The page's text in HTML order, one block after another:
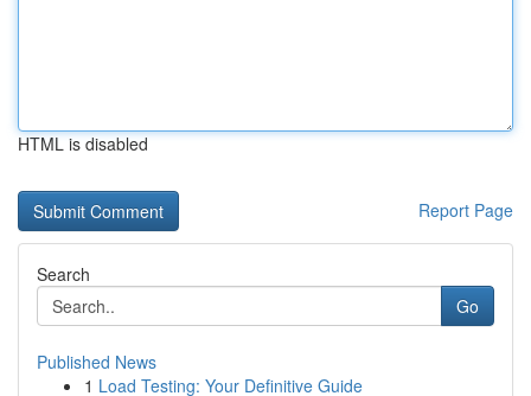
HTML is disabled
Report Page
Search
Go
Published News
1 Load Testing: Your Definitive Guide